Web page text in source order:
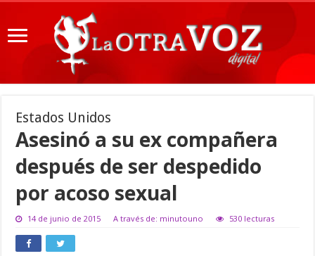
Estados Unidos
Asesinó a su ex compañera
después de ser despedido
por acoso sexual
14 de junio de 2015 A través de: minutouno 530 lecturas